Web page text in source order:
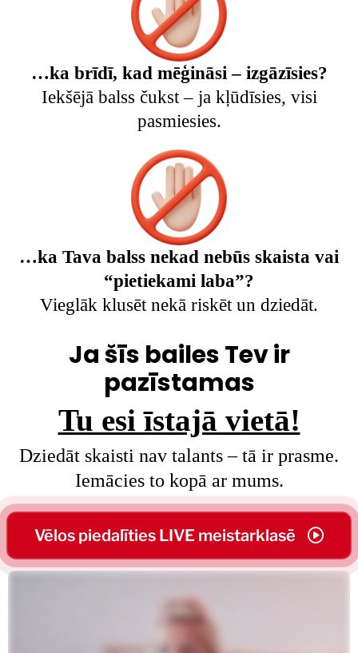
…ka brīdī, kad mēģināsi – izgāzīsies?
Iekšējā balss čukst – ja kļūdīsies, visi
pasmiesies.
…ka Tava balss nekad nebūs skaista vai
“pietiekami laba”?
Vieglāk klusēt nekā riskēt un dziedāt.
Ja šīs bailes Tev ir
pazīstamas
Tu esi īstajā vietā!
Dziedāt skaisti nav talants – tā ir prasme.
Iemācies to kopā ar mums.
Vēlos piedalīties LIVE meistarklasē